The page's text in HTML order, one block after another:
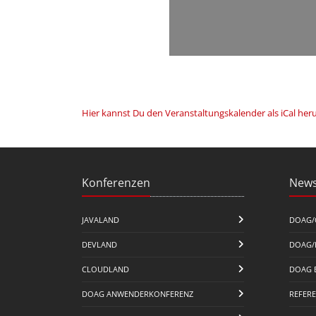
Hier kannst Du den Veranstaltungskalender als iCal
Konferenzen
JAVALAND
DEVLAND
CLOUDLAND
DOAG ANWENDERKONFERENZ
DOAG/
DOAG/
DOAG